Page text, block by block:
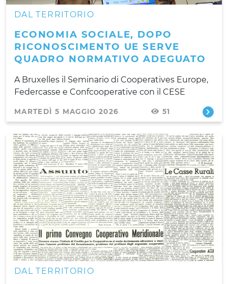
DAL TERRITORIO
ECONOMIA SOCIALE, DOPO
RICONOSCIMENTO UE SERVE
QUADRO NORMATIVO ADEGUATO
A Bruxelles il Seminario di Cooperatives Europe,
Federcasse e Confcooperative con il CESE
MARTEDÌ 5 MAGGIO 2026 51
DAL TERRITORIO